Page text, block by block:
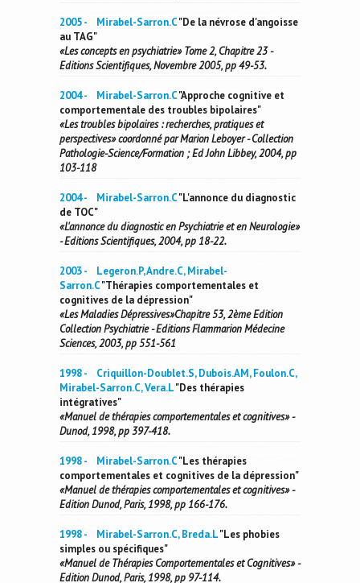
2005 - Mirabel-Sarron.C"De la névrose d'angoisse
au TAG"
«Les concepts en psychiatrie» Tome 2, Chapitre 23 -
Editions Scientifiques, Novembre 2005, pp 49-53.
2004 - Mirabel-Sarron.C"Approche cognitive et
comportementale des troubles bipolaires"
«Les troubles bipolaires : recherches, pratiques et
perspectives» coordonné par Marion Leboyer - Collection
Pathologie-Science/Formation ; Ed John Libbey, 2004, pp
103-118
2004 - Mirabel-Sarron.C"L'annonce du diagnostic
de TOC"
«L'annonce du diagnostic en Psychiatrie et en Neurologie»
- Editions Scientifiques, 2004, pp 18-22.
2003 - Legeron.P, Andre.C, Mirabel-
Sarron.C"Thérapies comportementales et
cognitives de la dépression"
«Les Maladies Dépressives»Chapitre 53, 2ème Edition
Collection Psychiatrie - Editions Flammarion Médecine
Sciences, 2003, pp 551-561
1998 - Criquillon-Doublet.S, Dubois.AM, Foulon.C,
Mirabel-Sarron.C, Vera.L"Des thérapies
intégratives"
«Manuel de thérapies comportementales et cognitives» -
Dunod, 1998, pp 397-418.
1998 - Mirabel-Sarron.C"Les thérapies
comportementales et cognitives de la dépression"
«Manuel de thérapies comportementales et cognitives» -
Edition Dunod, Paris, 1998, pp 166-176.
1998 - Mirabel-Sarron.C, Breda.L"Les phobies
simples ou spécifiques"
«Manuel de Thérapies Comportementales et Cognitives» -
Edition Dunod, Paris, 1998, pp 97-114.